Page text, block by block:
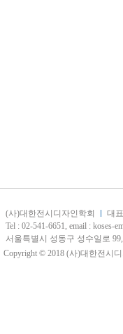
(사)대한전시디자인학회 대
Tel : 02-541-6651, email : koses-
서울특별시 성동구 성수일로
Copyright © 2018 (사)대한전시